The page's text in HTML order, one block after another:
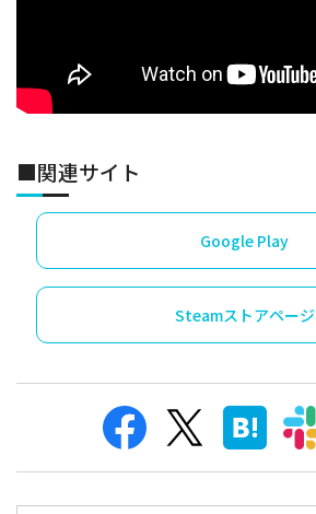
■関連サイト
Google Play
Steamストアページ